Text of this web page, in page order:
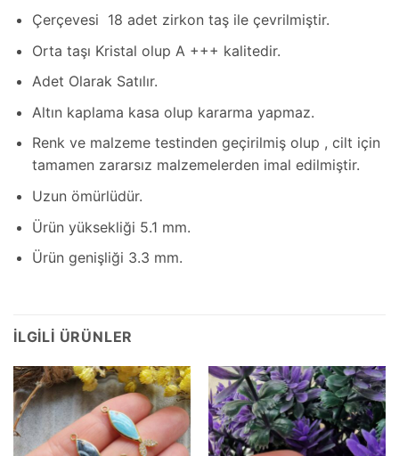
Çerçevesi 18 adet zirkon taş ile çevrilmiştir.
Orta taşı Kristal olup A +++ kalitedir.
Adet Olarak Satılır.
Altın kaplama kasa olup kararma yapmaz.
Renk ve malzeme testinden geçirilmiş olup , cilt için
tamamen zararsız malzemelerden imal edilmiştir.
Uzun ömürlüdür.
Ürün yüksekliği 5.1 mm.
Ürün genişliği 3.3 mm.
İLGILI ÜRÜNLER